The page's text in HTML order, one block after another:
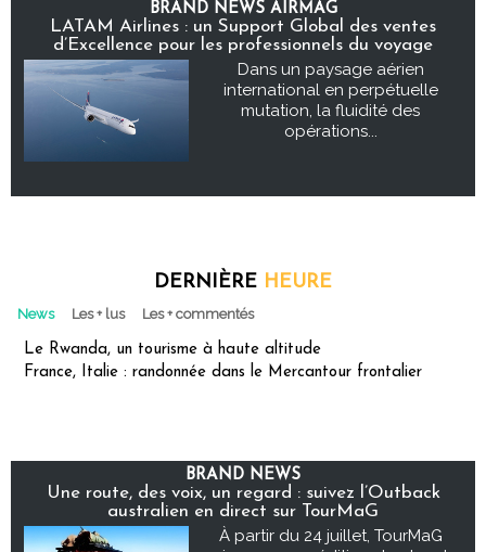
BRAND NEWS AIRMAG
LATAM Airlines : un Support Global des ventes
d’Excellence pour les professionnels du voyage
Dans un paysage aérien
international en perpétuelle
mutation, la fluidité des
opérations...
DERNIÈRE HEURE
News Les + lus Les + commentés
Le Rwanda, un tourisme à haute altitude
France, Italie : randonnée dans le Mercantour frontalier
BRAND NEWS
Une route, des voix, un regard : suivez l’Outback
australien en direct sur TourMaG
À partir du 24 juillet, TourMaG